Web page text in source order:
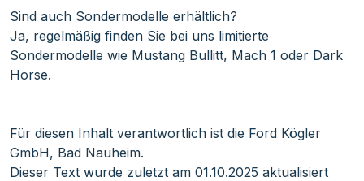
Sind auch Sondermodelle erhältlich?
Ja, regelmäßig finden Sie bei uns limitierte
Sondermodelle wie Mustang Bullitt, Mach 1 oder Dark
Horse.
Für diesen Inhalt verantwortlich ist die Ford Kögler
GmbH, Bad Nauheim.
Dieser Text wurde zuletzt am 01.10.2025 aktualisiert